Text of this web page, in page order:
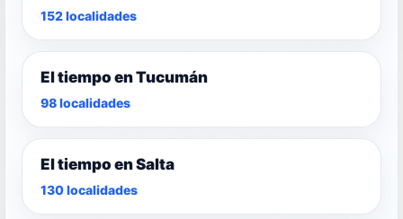
152 localidades
El tiempo en Tucumán
98 localidades
El tiempo en Salta
130 localidades